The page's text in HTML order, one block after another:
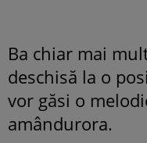
Ba chiar mai
deschisă la o
vor găsi o
amândurora.